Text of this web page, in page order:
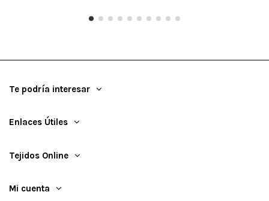
Te podría interesar
Enlaces Útiles
Tejidos Online
Mi cuenta